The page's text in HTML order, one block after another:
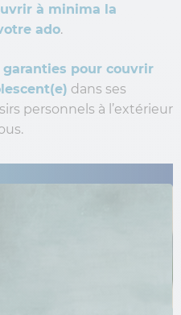
à minima la
ado.
garanties pour couvrir
dans ses
personnels à l’extérieur